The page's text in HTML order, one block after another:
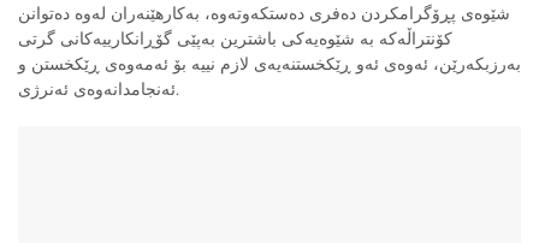
شێوەی پڕۆگرامکردن دەفری دەستکەوتەوە، بەکارهێنەران لەوە دەتوانن
کۆنتراڵەکە بە شێوەیەکی باشترین بەپێی گۆڕانکارییەکانی گرتی
بەرزبکەرێن، ئەوەی ئەو ڕێکخستنەیەی لازم نییە بۆ ئەمەوەی ڕێکخستن و
ئەنجامدانەوەی ئەنرژی.